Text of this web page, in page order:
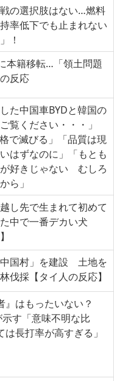
の選択肢はない…燃料
率低下でも止まれない
！
本籍移転…「領土問題
反応
た中国車BYDと韓国の
覧ください・・・」
で滅びる」「品質は現
はずなのに」「もとも
好きじゃない むしろ
ら」
し先で生まれて初めて
中で一番デカい犬
国村」を建設 土地を
伐採【タイ人の反応】
』はもったいない？
す「意味不明な比
長打率が高すぎる」